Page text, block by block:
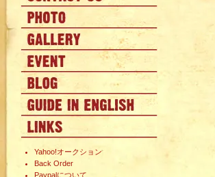
Yahoo!オークション
Back Order
Paypalについて